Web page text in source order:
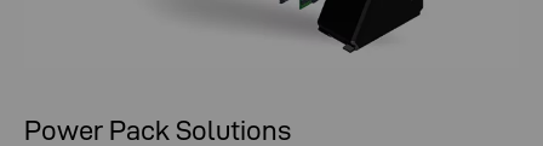
Power Pack Solutions